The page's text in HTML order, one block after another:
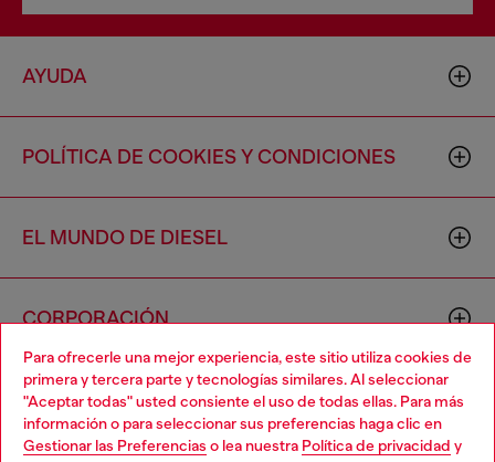
Para ofrecerle una mejor experiencia, este sitio utiliza cookies de
primera y tercera parte y tecnologías similares. Al seleccionar
"Aceptar todas" usted consiente el uso de todas ellas. Para más
información o para seleccionar sus preferencias haga clic en
Gestionar las Preferencias o lea nuestra Política de privacidad y
AYUDA
POLÍTICA DE COOKIES Y CONDICIONES
EL MUNDO DE DIESEL
CORPORACIÓN